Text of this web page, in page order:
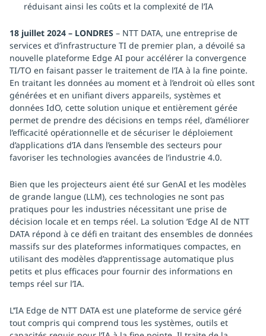
réduisant ainsi les coûts et la complexité de l’IA
18 juillet 2024 – LONDRES – NTT DATA, une entreprise de
services et d’infrastructure TI de premier plan, a dévoilé sa
nouvelle plateforme Edge AI pour accélérer la convergence
TI/TO en faisant passer le traitement de l’IA à la fine pointe.
En traitant les données au moment et à l’endroit où elles sont
générées et en unifiant divers appareils, systèmes et
données IdO, cette solution unique et entièrement gérée
permet de prendre des décisions en temps réel, d’améliorer
l’efficacité opérationnelle et de sécuriser le déploiement
d’applications d’IA dans l’ensemble des secteurs pour
favoriser les technologies avancées de l’industrie 4.0.
Bien que les projecteurs aient été sur GenAI et les modèles
de grande langue (LLM), ces technologies ne sont pas
pratiques pour les industries nécessitant une prise de
décision locale et en temps réel. La solution ’Edge AI de NTT
DATA répond à ce défi en traitant des ensembles de données
massifs sur des plateformes informatiques compactes, en
utilisant des modèles d’apprentissage automatique plus
petits et plus efficaces pour fournir des informations en
temps réel sur l’IA.
L’’IA Edge de NTT DATA est une plateforme de service géré
tout compris qui comprend tous les systèmes, outils et